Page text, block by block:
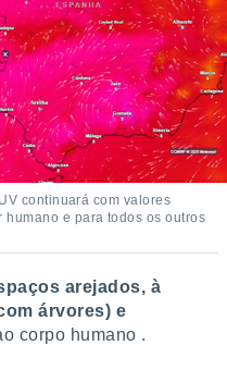
continuará com valores
e para todos os outros
arejados, à
árvores) e
corpo humano .